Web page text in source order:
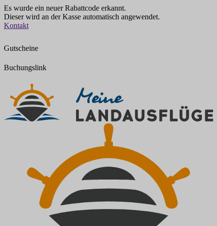
Es wurde ein neuer Rabattcode erkannt.
Dieser wird an der Kasse automatisch angewendet.
Zum
Kontakt
Gutscheine
Buchungslink